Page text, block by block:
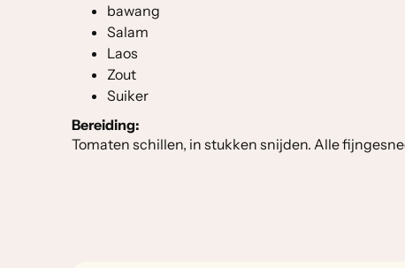
bawang
Salam
Laos
Zout
Suiker
Bereiding:
Tomaten schillen, in stukken snijden. Alle